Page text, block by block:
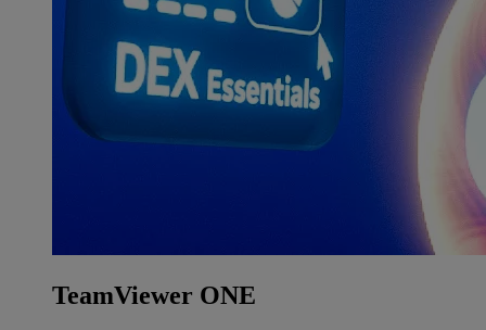
TeamViewer ONE